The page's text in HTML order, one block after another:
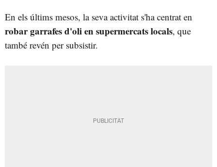
En els últims mesos, la seva activitat s'ha centrat en
robar garrafes d'oli en supermercats locals, que
també revén per subsistir.